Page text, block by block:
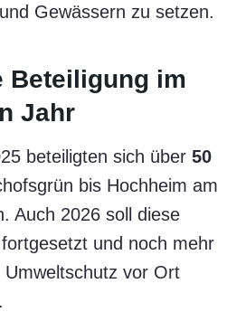
Gewässern zu setzen.
Beteiligung im
Jahr
beteiligten sich über 50
bis Hochheim am
Auch 2026 soll diese
und noch mehr
vor Ort